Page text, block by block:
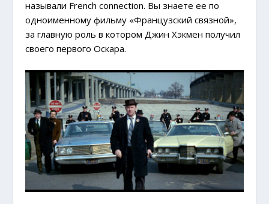
называли French connection. Вы знаете ее по
одноименному фильму «Французский связной»,
за главную роль в котором Джин Хэкмен получил
своего первого Оскара.